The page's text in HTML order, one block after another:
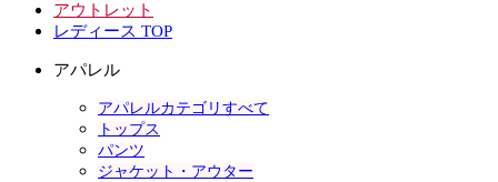
アウトレット
レディース TOP
アパレル
アパレルカテゴリすべて
トップス
パンツ
ジャケット・アウター